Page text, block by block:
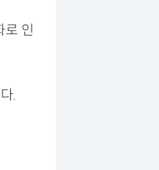
로 인
.